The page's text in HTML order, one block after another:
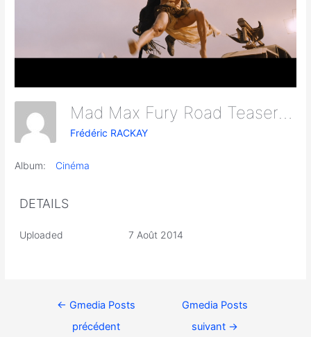
Mad Max Fury Road Teaser Screen Caps 68
Frédéric RACKAY
Album: Cinéma
DETAILS
Uploaded 7 Août 2014
← Gmedia Posts
précédent
Gmedia Posts
suivant →